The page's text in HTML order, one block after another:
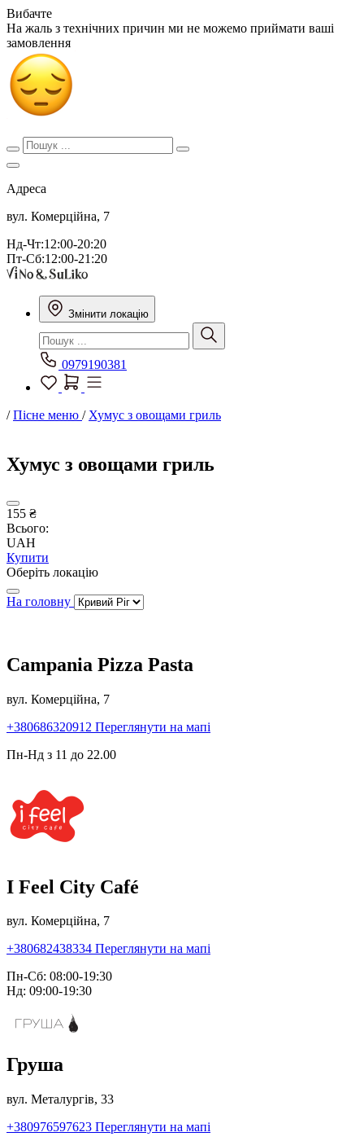
Вибачте
На жаль з технічних причин ми не можемо приймати ваші
замовлення
Адреса
вул. Комерційна, 7
Нд-Чт:12:00-20:20
Пт-Сб:12:00-21:20
Змінити локацію
0979190381
/Пісне меню / Хумус з овощами гриль
Хумус з овощами гриль
155 ₴
Всього:
UAH
Купити
Оберіть локацію
На головну
Campania Pizza Pasta
вул. Комерційна, 7
+380686320912 Переглянути на мапі
Пн-Нд з 11 до 22.00
I Feel City Café
вул. Комерційна, 7
+380682438334 Переглянути на мапі
Пн-Сб: 08:00-19:30
Нд: 09:00-19:30
Груша
вул. Металургів, 33
+380976597623 Переглянути на мапі